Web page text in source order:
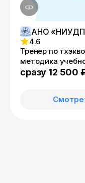
4.6
Тренер по
методика
тренировочного
сразу 12 500